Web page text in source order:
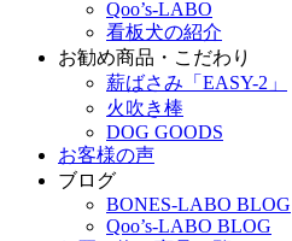
Qoo’s-LABO
看板犬の紹介
お勧め商品・こだわり
薪ばさみ「EASY-2」
火吹き棒
DOG GOODS
お客様の声
ブログ
BONES-LABO BLOG
Qoo’s-LABO BLOG